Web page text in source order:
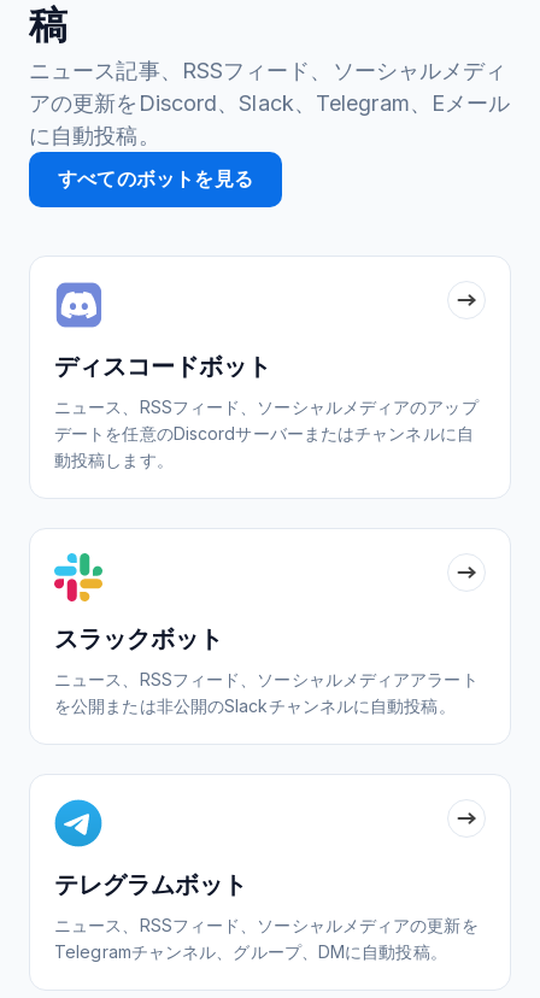
稿
ニュース記事、RSSフィード、ソーシャルメディ
アの更新をDiscord、Slack、Telegram、Eメール
に自動投稿。
すべてのボットを見る
ディスコードボット
ニュース、RSSフィード、ソーシャルメディアのアップ
デートを任意のDiscordサーバーまたはチャンネルに自
動投稿します。
スラックボット
ニュース、RSSフィード、ソーシャルメディアアラート
を公開または非公開のSlackチャンネルに自動投稿。
テレグラムボット
ニュース、RSSフィード、ソーシャルメディアの更新を
Telegramチャンネル、グループ、DMに自動投稿。